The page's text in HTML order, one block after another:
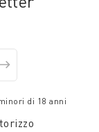
di 18 anni